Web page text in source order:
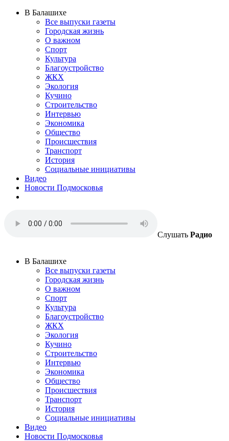
В Балашихе
Все выпуски газеты
Городская жизнь
О важном
Спорт
Культура
Благоустройство
ЖКХ
Экология
Кучино
Строительство
Интервью
Экономика
Общество
Происшествия
Транспорт
История
Социальные инициативы
Видео
Новости Подмосковья
Слушать Радио
В Балашихе
Все выпуски газеты
Городская жизнь
О важном
Спорт
Культура
Благоустройство
ЖКХ
Экология
Кучино
Строительство
Интервью
Экономика
Общество
Происшествия
Транспорт
История
Социальные инициативы
Видео
Новости Подмосковья